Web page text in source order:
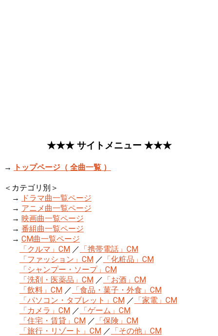
★★★ サイトメニュー ★★★
→ トップページ（ 全曲一覧 ）
＜カテゴリ別＞
→
ドラマ曲一覧ページ
→ アニメ曲一覧ページ
→ 映画曲一覧ページ
→ 番組曲一覧ページ
→ CM曲一覧ページ
「クルマ」CM ／ 「携帯電話」CM
「ファッション」CM ／ 「化粧品」CM
「シャンプー・ソープ」CM
「洗剤・医薬品」CM ／ 「お酒」CM
「飲料」CM ／ 「食品・菓子・外食」CM
「パソコン・タブレット」CM ／ 「家電」CM
「カメラ」CM ／ 「ゲーム」CM
「住宅・賃貸」CM ／ 「保険」CM
「旅行・リゾート」CM ／ 「その他」CM